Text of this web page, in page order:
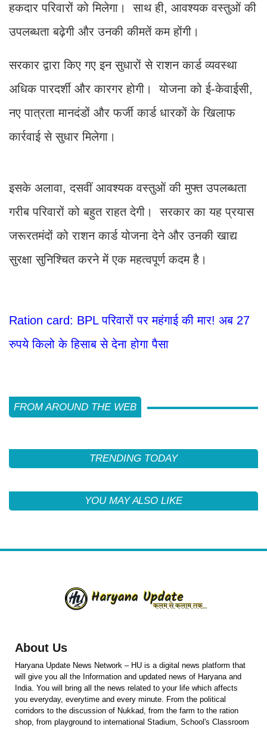
हकदार परिवारों को मिलेगा। साथ ही, आवश्यक वस्तुओं की
उपलब्धता बढ़ेगी और उनकी कीमतें कम होंगी।
सरकार द्वारा किए गए इन सुधारों से राशन कार्ड व्यवस्था
अधिक पारदर्शी और कारगर होगी। योजना को ई-केवाईसी,
नए पात्रता मानदंडों और फर्जी कार्ड धारकों के खिलाफ
कार्रवाई से सुधार मिलेगा।
इसके अलावा, दसवीं आवश्यक वस्तुओं की मुफ्त उपलब्धता
गरीब परिवारों को बहुत राहत देगी। सरकार का यह प्रयास
जरूरतमंदों को राशन कार्ड योजना देने और उनकी खाद्य
सुरक्षा सुनिश्चित करने में एक महत्वपूर्ण कदम है।
Ration card: BPL परिवारों पर महंगाई की मार! अब 27
रुपये किलो के हिसाब से देना होगा पैसा
FROM AROUND THE WEB
TRENDING TODAY
YOU MAY ALSO LIKE
About Us
Haryana Update News Network – HU is a digital news platform that
will give you all the Information and updated news of Haryana and
India. You will bring all the news related to your life which affects
you everyday, everytime and every minute. From the political
corridors to the discussion of Nukkad, from the farm to the ration
shop, from playground to international Stadium, School's Classroom